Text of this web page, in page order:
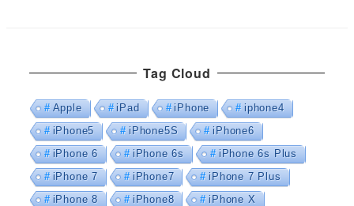
Tag Cloud
Apple iPad iPhone
iphone4
iPhone5
iPhone5S
iPhone6
iPhone 6
iPhone 6s
iPhone 6s Plus
iPhone 7
iPhone7
iPhone 7 Plus
iPhone 8
iPhone8
iPhone X